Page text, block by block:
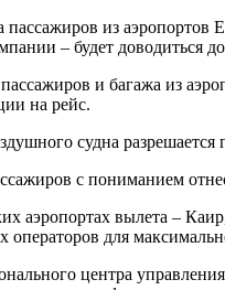
из аэропортов
– будет
и багажа из
на рейс.
судна разрешается
с пониманием
аэропортах вылета –
операторов для
центра